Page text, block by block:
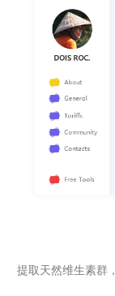
提取天然维生素群